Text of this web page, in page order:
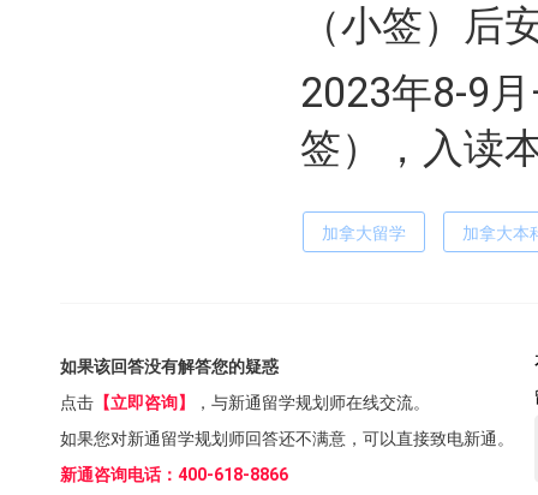
（小签）后
2023年8-9
签），入读
加拿大留学 加拿大本
如果该回答没有解答您的疑惑
点击 【立即咨询】
，与新通留学规划师在线交流。
如果您对新通留学规划师回答还不满意，可以直接致电新通。
新通咨询电话：400-618-8866